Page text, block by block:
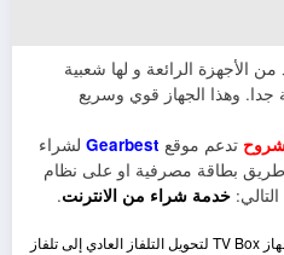
الأجهزة الرائعة و لها شعبية
وهذا الجهاز قوي وسريع
تدعم موقع Gearbest لشراء
بطاقة مصرفية او على نظام
خدمة شراء من الانترنت.